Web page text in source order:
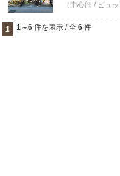
（中心部 / ビュ
1 1～6 件を表示 / 全 6 件